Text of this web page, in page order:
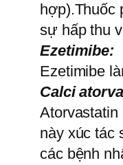
hợp).Thuốc
sự hấp thu
Ezetimibe:
Ezetimibe
Calci
Atorvastatin
này xúc tác
các bệnh